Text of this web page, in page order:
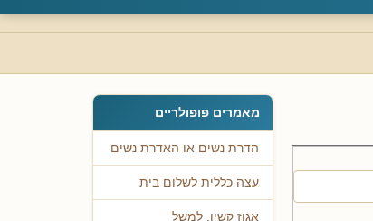
מאמרים פופולריים
הדרת נשים או האדרת נשים
עצה כללית לשלום בית
אגוז קשיו, למשל